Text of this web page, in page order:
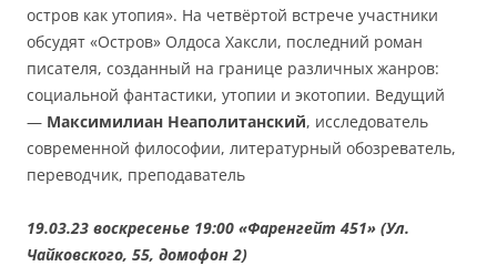
остров как утопия». На четвёртой встрече участники
обсудят «Остров» Олдоса Хаксли, последний роман
писателя, созданный на границе различных жанров:
социальной фантастики, утопии и экотопии. Ведущий
— Максимилиан Неаполитанский, исследователь
современной философии, литературный обозреватель,
переводчик, преподаватель
19.03.23 воскресенье 19:00 «Фаренгейт 451» (Ул.
Чайковского, 55, домофон 2)